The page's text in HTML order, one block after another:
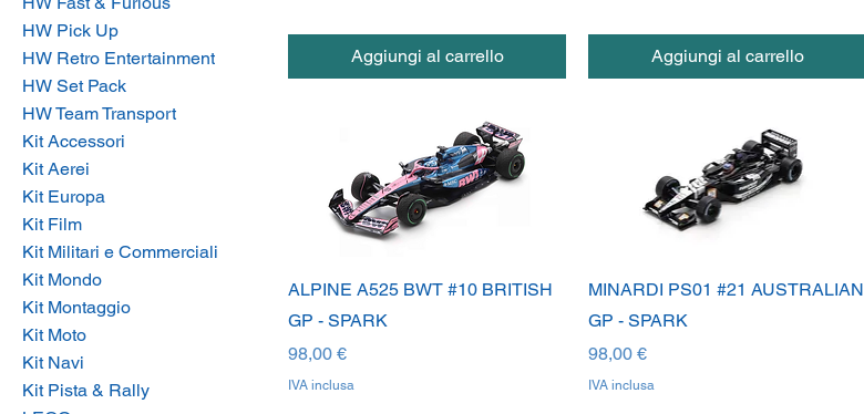
HW Pick Up
HW Retro Entertainment
HW Set Pack
HW Team Transport
Kit Accessori
Kit Aerei
Kit Europa
Kit Film
Kit Militari e Commerciali
Kit Mondo
Kit Montaggio
Kit Moto
Kit Navi
Kit Pista & Rally
Aggiungi al carrello Aggiungi al carrello
ALPINE A525 BWT #10 BRITISH
GP - SPARK
Prezzo
98,00 €
IVA inclusa
MINARDI PS01 #21 AUSTRALIAN
GP - SPARK
Prezzo
98,00 €
IVA inclusa